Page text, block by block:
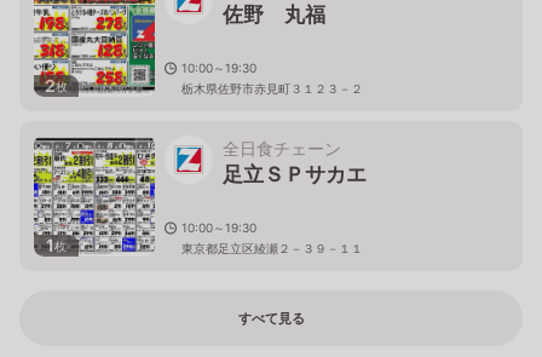
2枚
佐野 丸福
10:00～19:30
栃木県佐野市赤見町３１２３－２
1枚
全日食チェーン
足立ＳＰサカエ
10:00～19:30
東京都足立区綾瀬２－３９－１１
すべて見る